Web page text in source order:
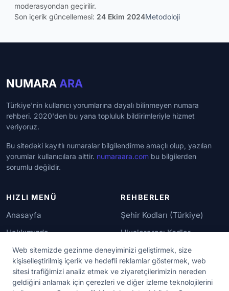
Web sitemizde gezinme deneyiminizi geliştirmek, size
kişiselleştirilmiş içerik ve hedefli reklamlar göstermek, web
sitesi trafiğimizi analiz etmek ve ziyaretçilerimizin nereden
geldiğini anlamak için çerezleri ve diğer izleme teknolojilerini
moderasyondan geçirilir.
Son içerik güncellemesi: 24 Ekim 2024Metodoloji
NUMARA ARA
Türkiye'nin kullanıcı yorumlarına dayalı bilinmeyen numara
rehberi. 2020'den bu yana topluluk bildirimleriyle hizmet
veriyoruz.
Bu sitedeki kayıtlı numaralar bilgilendirme amaçlı olup, yazılan
yorumlar kullanıcılara aittir. numaraara.com bu bilgilerden
sorumlu değildir.
HIZLI MENÜ
Anasayfa
Hakkımızda
İletişim
REHBERLER
Şehir Kodları (Türkiye)
Uluslararası Kodlar
Güvenilir Numaralar
YASAL KORUMA